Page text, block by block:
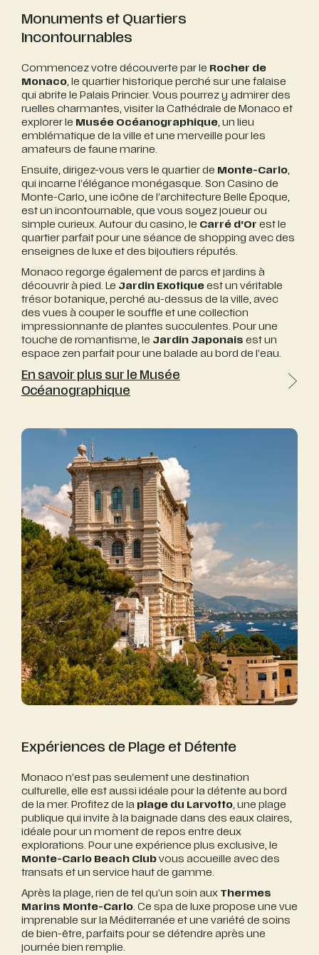
Monuments et Quartiers
Incontournables
Commencez votre découverte par le Rocher de
Monaco, le quartier historique perché sur une falaise
qui abrite le Palais Princier. Vous pourrez y admirer des
ruelles charmantes, visiter la Cathédrale de Monaco et
explorer le Musée Océanographique, un lieu
emblématique de la ville et une merveille pour les
amateurs de faune marine.
Ensuite, dirigez-vous vers le quartier de Monte-Carlo,
qui incarne l’élégance monégasque. Son Casino de
Monte-Carlo, une icône de l’architecture Belle Époque,
est un incontournable, que vous soyez joueur ou
simple curieux. Autour du casino, le Carré d’Or est le
quartier parfait pour une séance de shopping avec des
enseignes de luxe et des bijoutiers réputés.
Monaco regorge également de parcs et jardins à
découvrir à pied. Le Jardin Exotique est un véritable
trésor botanique, perché au-dessus de la ville, avec
des vues à couper le souffle et une collection
impressionnante de plantes succulentes. Pour une
touche de romantisme, le Jardin Japonais est un
espace zen parfait pour une balade au bord de l’eau.
En savoir plus sur le Musée
Océanographique
Expériences de Plage et Détente
Monaco n’est pas seulement une destination
culturelle, elle est aussi idéale pour la détente au bord
de la mer. Profitez de la plage du Larvotto, une plage
publique qui invite à la baignade dans des eaux claires,
idéale pour un moment de repos entre deux
explorations. Pour une expérience plus exclusive, le
Monte-Carlo Beach Club vous accueille avec des
transats et un service haut de gamme.
Après la plage, rien de tel qu’un soin aux Thermes
Marins Monte-Carlo. Ce spa de luxe propose une vue
imprenable sur la Méditerranée et une variété de soins
de bien-être, parfaits pour se détendre après une
journée bien remplie.